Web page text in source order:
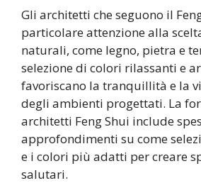
Gli architetti che seguono il
particolare attenzione alla
naturali, come legno, pietra e
selezione di colori rilassanti e
favoriscano la tranquillità e la
degli ambienti progettati. La
architetti Feng Shui include
approfondimenti su come
e i colori più adatti per creare
salutari.